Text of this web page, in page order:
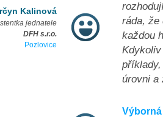
Kalinová
jednatele
DFH s.r.o.
Pozlovice
ráda, že
každou
úrovni a